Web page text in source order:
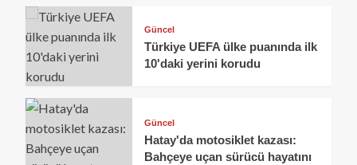
Güncel
Türkiye UEFA ülke puanında ilk
10'daki yerini korudu
Güncel
Hatay'da motosiklet kazası:
Bahçeye uçan sürücü hayatını